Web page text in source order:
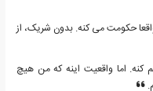
حکومت می کنه. بدون شریک، از
اما واقعیت اینه که من هیچ